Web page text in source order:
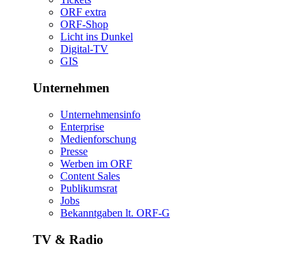
ORFextra
ORF-Shop
LichtinsDunkel
Digital-TV
GIS
Unternehmen
Unternehmensinfo
Enterprise
Medienforschung
Presse
WerbenimORF
ContentSales
Publikumsrat
Jobs
Bekanntgabenlt.ORF-G
TV&Radio